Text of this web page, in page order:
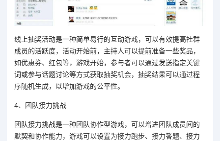
线上抽奖活动是一种简单易行的互动游戏，可以有效提高社群
成员的活跃度，活动开始前，主持人可以提前准备一些奖品，
如优惠券、红包等，游戏开始，参与者可以通过发送指定关键
词或参与话题讨论等方式获取抽奖机会，抽奖结果可以通过程
序随机生成，以增加游戏的公平性。
4、团队接力挑战
团队接力挑战是一种团队协作型游戏，可以增进团队成员间的
默契和协作能力，游戏可以设置为接力跑步、接力答题、接力